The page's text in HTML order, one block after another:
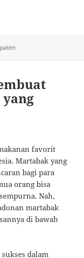
favorit
Martabak yang
bagi para
orang bisa
Nah,
martabak
di bawah
dalam